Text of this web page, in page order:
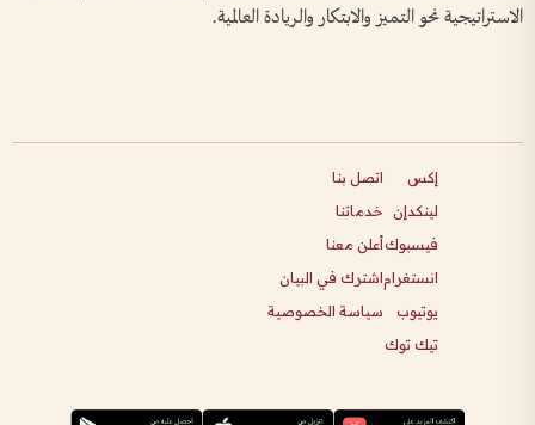
الاستراتيجية نحو التميز والابتكار والريادة العالمية.
إكس
لينكدإن
فيسبوك
انستغرام
يوتيوب
تيك توك
اتصل بنا
خدماتنا
أعلن معنا
اشترك في البيان
سياسة الخصوصية